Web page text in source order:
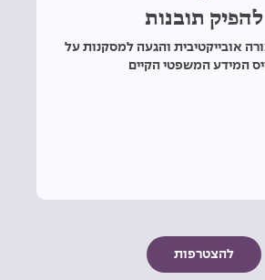
להפיק תובנות
אובייקטיבית והגעה למסקנות על
המידע המשפטי הקיים
להצטרפות